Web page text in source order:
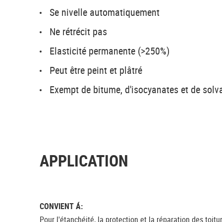
Se nivelle automatiquement
Ne rétrécit pas
Elasticité permanente (>250%)
Peut être peint et plâtré
Exempt de bitume, d'isocyanates et de
APPLICATION
CONVIENT Á:
Pour l'étanchéité, la protection et la réparation des